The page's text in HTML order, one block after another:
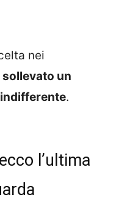
nei
sollevato un
.
l’ultima